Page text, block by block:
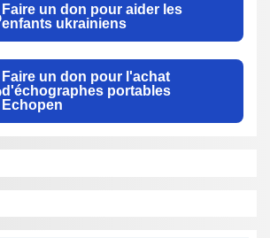
Faire un don pour aider les
enfants ukrainiens
Faire un don pour l'achat
d'échographes portables
Echopen